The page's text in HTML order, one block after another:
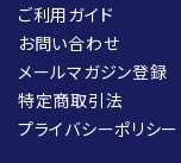
ご利用ガイド
お問い合わせ
メールマガジン登録
特定商取引法
プライバシーポリシー